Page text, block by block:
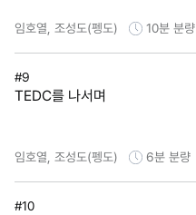
임호열, 조성도(펭도) 10분 분량
#9
TEDC를 나서며
임호열, 조성도(펭도) 6분 분량
#10